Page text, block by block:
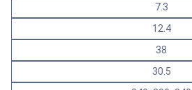
7.3
12.4
38
30.5